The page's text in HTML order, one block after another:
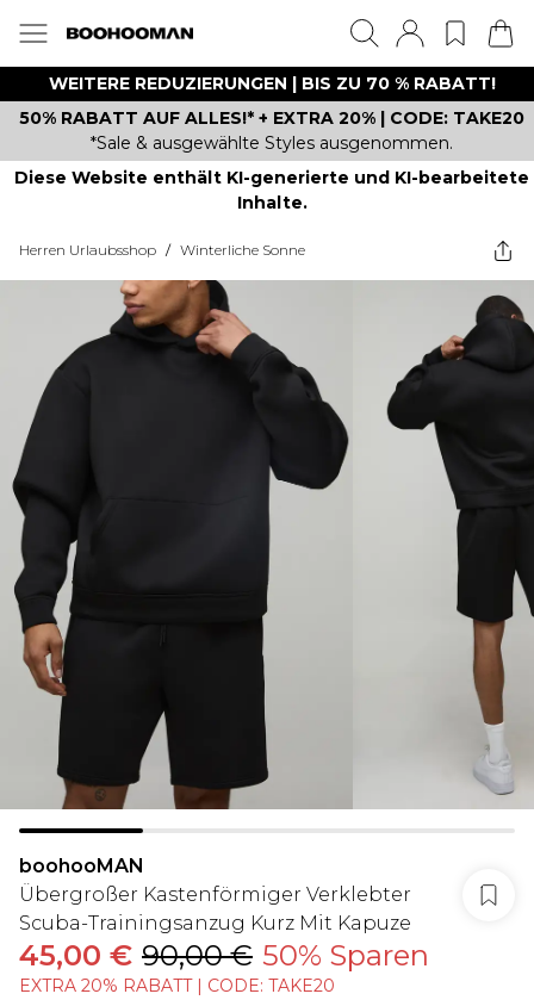
WEITERE REDUZIERUNGEN | BIS ZU 70 % RABATT!
50% RABATT AUF ALLES!* + EXTRA 20% | CODE: TAKE20
*Sale & ausgewählte Styles ausgenommen.
Diese Website enthält KI-generierte und KI-bearbeitete
Inhalte.
Herren Urlaubsshop / Winterliche Sonne
boohooMAN
Übergroßer Kastenförmiger Verklebter
Scuba-Trainingsanzug Kurz Mit Kapuze
45,00 € 90,00 € 50% Sparen
EXTRA 20% RABATT | CODE: TAKE20